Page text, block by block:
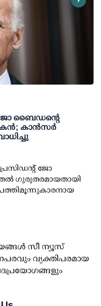
ജോ ബൈഡന്റെ
കാന്‍സര്‍
ജോ
ഗുരുതരമായതായി
സീ ന്യൂസ്
വ്യക്തിപരമായ